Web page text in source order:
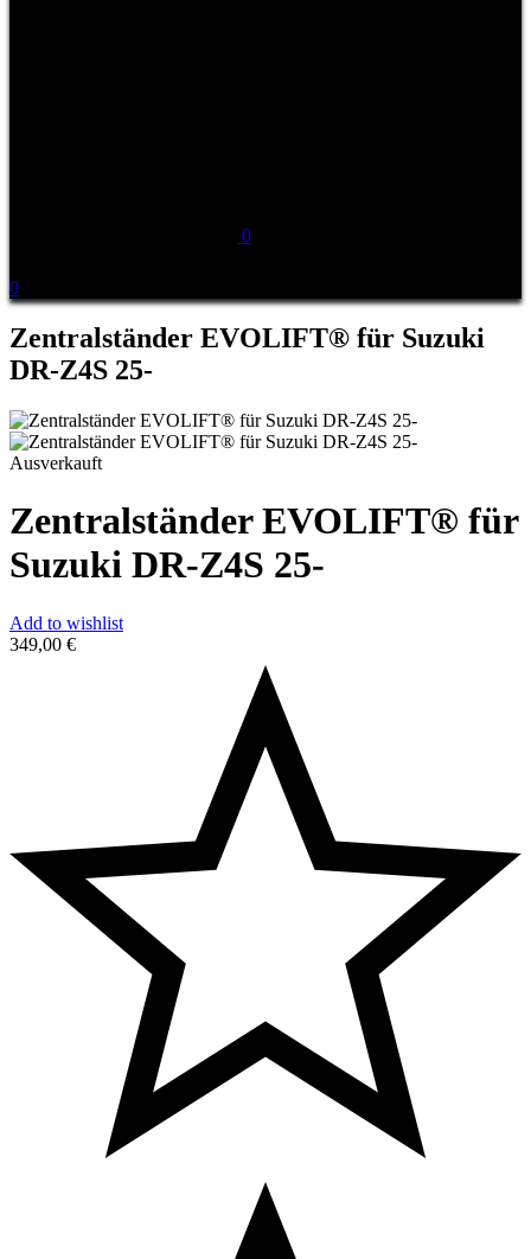
0
0
Zentralständer EVOLIFT® für Suzuki
DR-Z4S 25-
Ausverkauft
Zentralständer EVOLIFT® für
Suzuki DR-Z4S 25-
Add to wishlist
349,00 €